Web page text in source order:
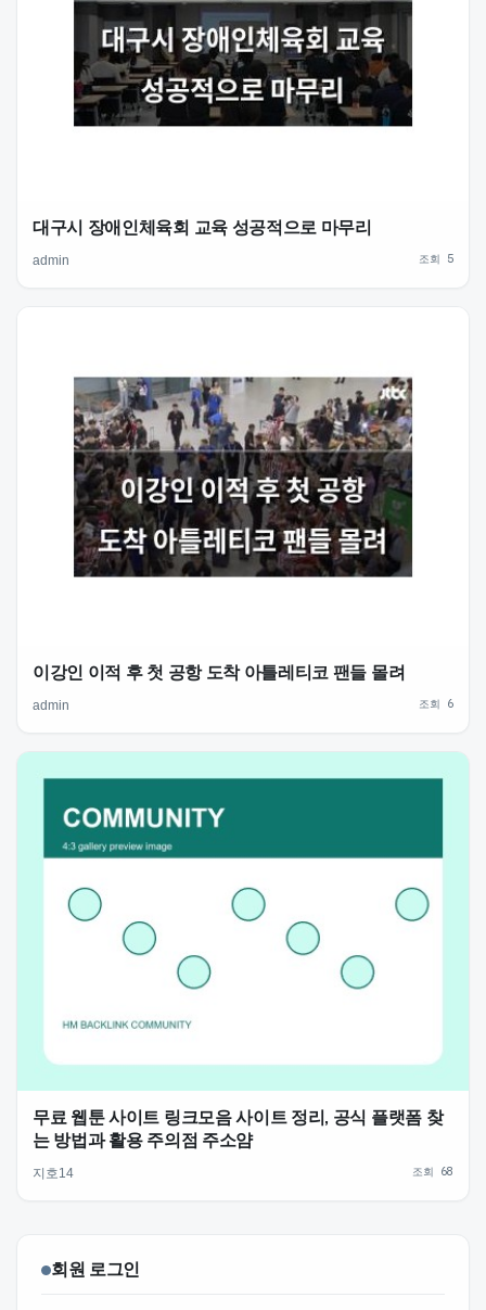
대구시 장애인체육회 교육 성공적으로 마무리
admin 조회 5
이강인 이적 후 첫 공항 도착 아틀레티코 팬들 몰려
admin 조회 6
무료 웹툰 사이트 링크모음 사이트 정리, 공식 플랫폼 찾
는 방법과 활용 주의점 주소얌
지호14 조회 68
회원 로그인